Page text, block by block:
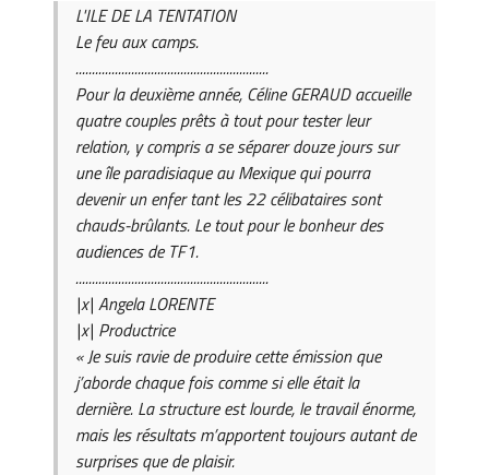
L'ILE DE LA TENTATION
Le feu aux camps.
...........................................................
Pour la deuxième année, Céline GERAUD accueille
quatre couples prêts à tout pour tester leur
relation, y compris a se séparer douze jours sur
une île paradisiaque au Mexique qui pourra
devenir un enfer tant les 22 célibataires sont
chauds-brûlants. Le tout pour le bonheur des
audiences de TF1.
...........................................................
|x| Angela LORENTE
|x| Productrice
« Je suis ravie de produire cette émission que
j’aborde chaque fois comme si elle était la
dernière. La structure est lourde, le travail énorme,
mais les résultats m’apportent toujours autant de
surprises que de plaisir.